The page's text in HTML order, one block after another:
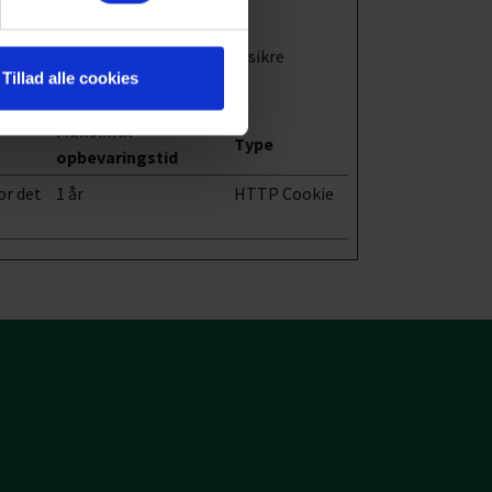
Tillad alle cookies
side-navigation og adgang til sikre
Maksimal
opbevaringstid
Type
det
1 år HTTP Cookie